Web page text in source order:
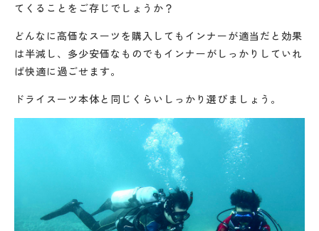
てくることをご存じでしょうか？
どんなに高価なスーツを購入してもインナーが適当だと効果
は半減し、多少安価なものでもインナーがしっかりしていれ
ば快適に過ごせます。
ドライスーツ本体と同じくらいしっかり選びましょう。